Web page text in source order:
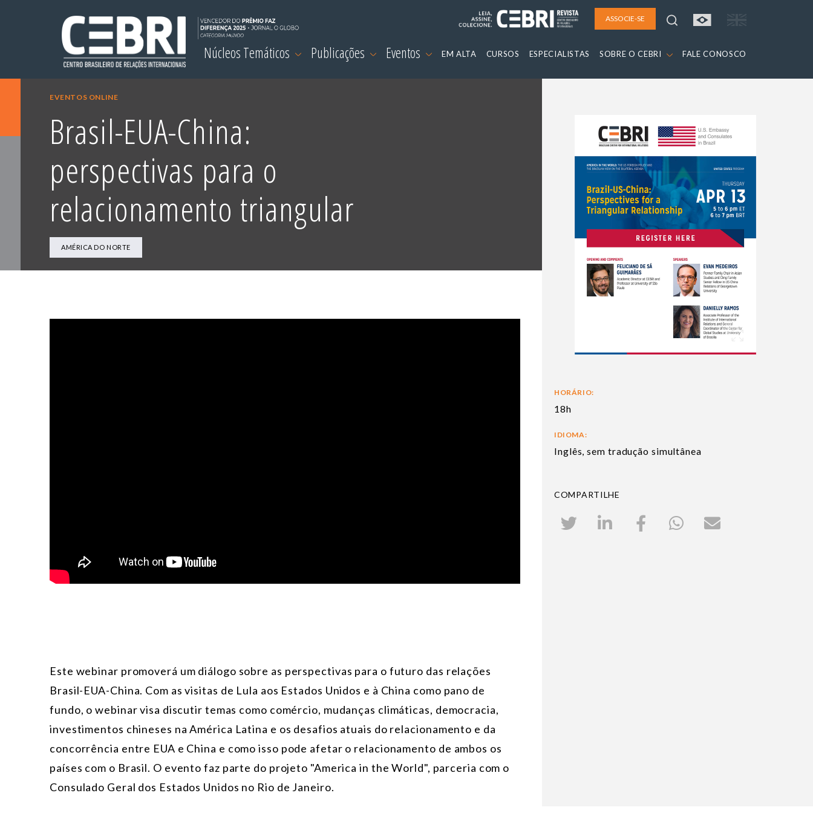
ASSOCIE-SE
Núcleos Temáticos Publicações Eventos EM ALTA CURSOS ESPECIALISTAS SOBRE O CEBRI FALE CONOSCO
EVENTOS ONLINE
Brasil-EUA-China:
perspectivas para o
relacionamento triangular
AMÉRICA DO NORTE
Este webinar promoverá um diálogo sobre as perspectivas para o futuro das relações
Brasil-EUA-China. Com as visitas de Lula aos Estados Unidos e à China como pano de
fundo, o webinar visa discutir temas como comércio, mudanças climáticas, democracia,
investimentos chineses na América Latina e os desafios atuais do relacionamento e da
concorrência entre EUA e China e como isso pode afetar o relacionamento de ambos os
países com o Brasil. O evento faz parte do projeto "America in the World", parceria com o
Consulado Geral dos Estados Unidos no Rio de Janeiro.
HORÁRIO:
18h
IDIOMA:
Inglês, sem tradução simultânea
COMPARTILHE